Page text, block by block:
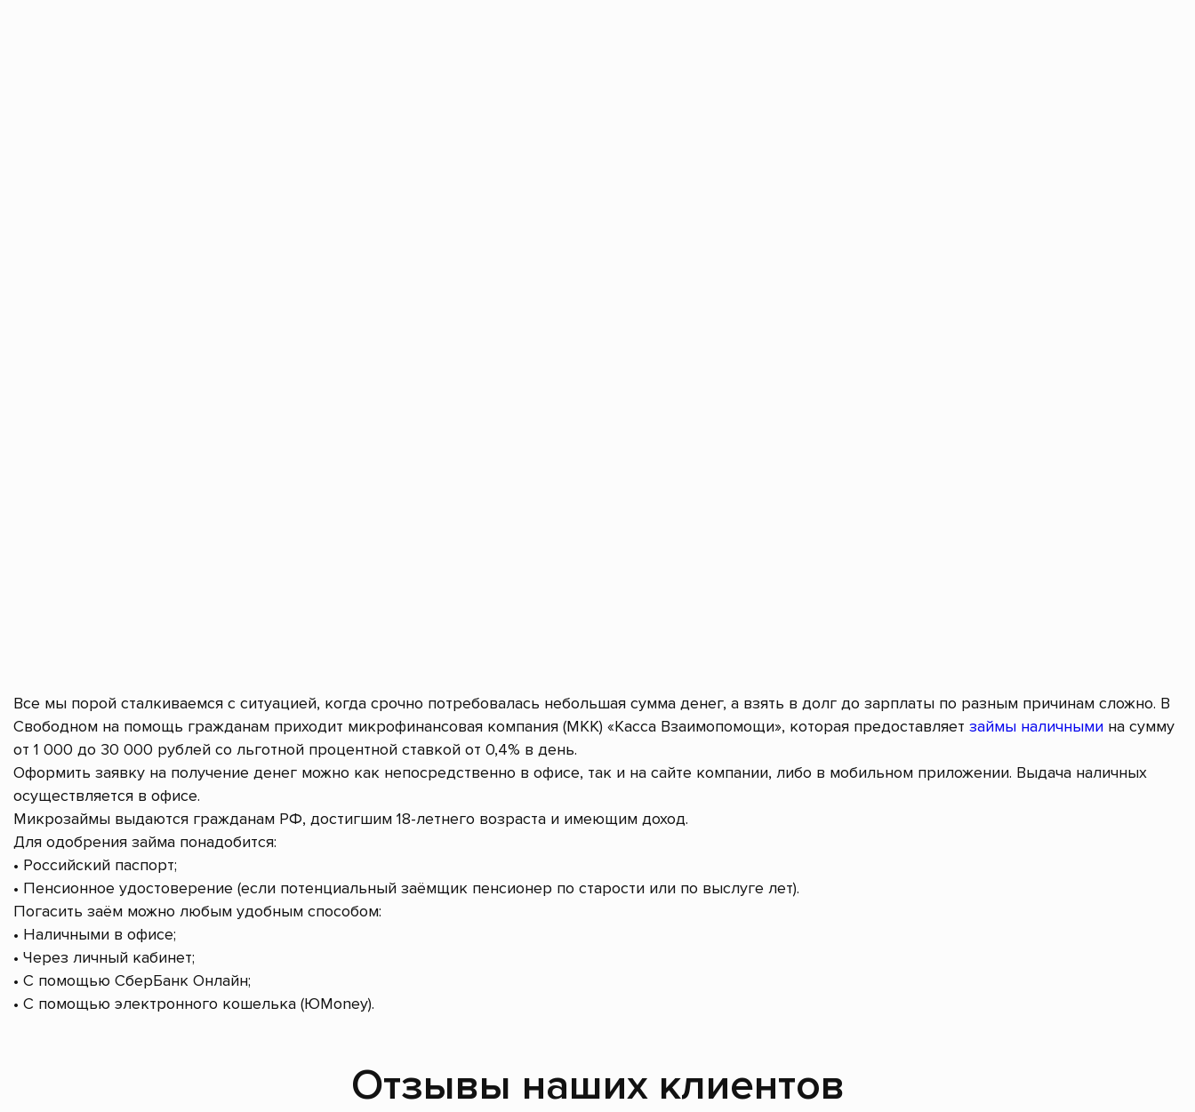
Все мы порой сталкиваемся с ситуацией, когда срочно потребовалась небольшая сумма денег, а взять в долг до зарплаты по разным причинам сложно. В
Свободном на помощь гражданам приходит микрофинансовая компания (МКК) «Касса Взаимопомощи», которая предоставляет займы наличными на сумму
от 1 000 до 30 000 рублей со льготной процентной ставкой от 0,4% в день.
Оформить заявку на получение денег можно как непосредственно в офисе, так и на сайте компании, либо в мобильном приложении. Выдача наличных
осуществляется в офисе.
Микрозаймы выдаются гражданам РФ, достигшим 18-летнего возраста и имеющим доход.
Для одобрения займа понадобится:
• Российский паспорт;
• Пенсионное удостоверение (если потенциальный заёмщик пенсионер по старости или по выслуге лет).
Погасить заём можно любым удобным способом:
• Наличными в офисе;
• Через личный кабинет;
• С помощью СберБанк Онлайн;
• С помощью электронного кошелька (ЮMoney).
Отзывы наших клиентов